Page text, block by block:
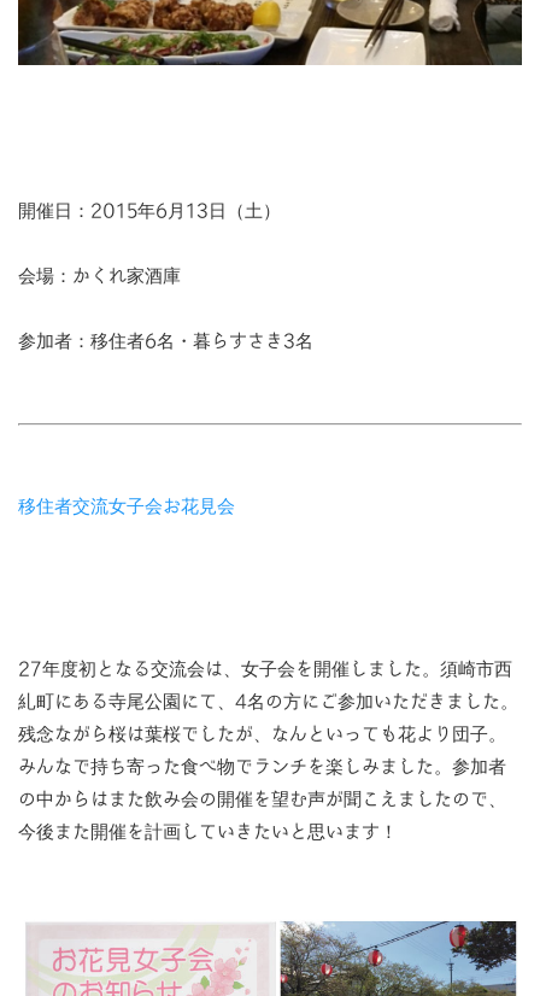
開催日：2015年6月13日（土）
会場：かくれ家酒庫
参加者：移住者6名・暮らすさき3名
移住者交流女子会お花見会
27年度初となる交流会は、女子会を開催しました。須崎市西
糺町にある寺尾公園にて、4名の方にご参加いただきました。
残念ながら桜は葉桜でしたが、なんといっても花より団子。
みんなで持ち寄った食べ物でランチを楽しみました。参加者
の中からはまた飲み会の開催を望む声が聞こえましたので、
今後また開催を計画していきたいと思います！